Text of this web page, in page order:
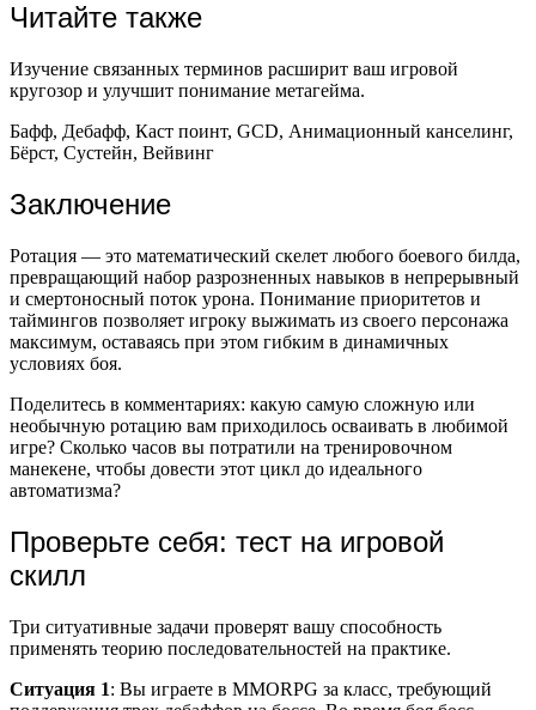
Читайте также
Изучение связанных терминов расширит ваш игровой
кругозор и улучшит понимание метагейма.
Бафф, Дебафф, Каст поинт, GCD, Анимационный канселинг,
Бёрст, Сустейн, Вейвинг
Заключение
Ротация — это математический скелет любого боевого билда,
превращающий набор разрозненных навыков в непрерывный
и смертоносный поток урона. Понимание приоритетов и
таймингов позволяет игроку выжимать из своего персонажа
максимум, оставаясь при этом гибким в динамичных
условиях боя.
Поделитесь в комментариях: какую самую сложную или
необычную ротацию вам приходилось осваивать в любимой
игре? Сколько часов вы потратили на тренировочном
манекене, чтобы довести этот цикл до идеального
автоматизма?
Проверьте себя: тест на игровой
скилл
Три ситуативные задачи проверят вашу способность
применять теорию последовательностей на практике.
Ситуация 1: Вы играете в MMORPG за класс, требующий